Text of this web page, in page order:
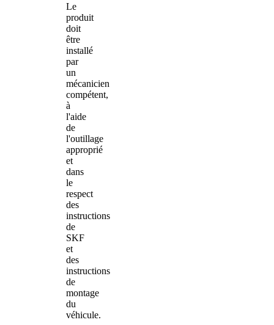
Le
produit
doit
être
installé
par
un
mécanicien
compétent,
à
l'aide
de
l'outillage
approprié
et
dans
le
respect
des
instructions
de
SKF
et
des
instructions
de
montage
du
véhicule.